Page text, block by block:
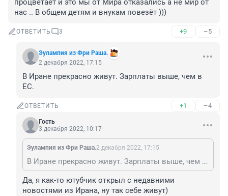
процветает и это мы от Мира отказались а не мир от
нас .. В общем детям и внукам повезёт )))
ОТВЕТИТЬ 3 +9 –5
Эулампия из Фри Раша.
2 декабря 2022, 17:15
В Иране прекрасно живут. Зарплаты выше, чем в
ЕС.
ОТВЕТИТЬ +1 –4
Гость
3 декабря 2022, 10:17
Эулампия из Фри Раша.2 декабря 2022, 17:15
В Иране прекрасно живут. Зарплаты выше, чем в ЕС.
Да, я как-то ютубчик открыл с недавними
новостями из Ирана, ну так себе живут)